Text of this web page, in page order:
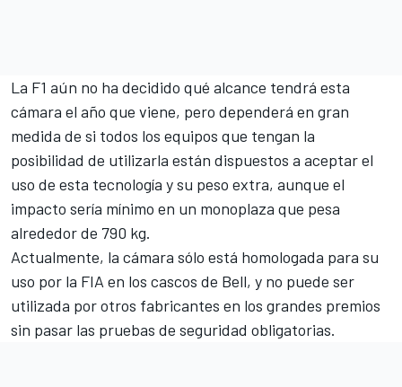
La F1 aún no ha decidido qué alcance tendrá esta
cámara el año que viene, pero dependerá en gran
medida de si todos los equipos que tengan la
posibilidad de utilizarla están dispuestos a aceptar el
uso de esta tecnología y su peso extra, aunque el
impacto sería mínimo en un monoplaza que pesa
alrededor de 790 kg.
Actualmente, la cámara sólo está homologada para su
uso por la FIA en los cascos de Bell, y no puede ser
utilizada por otros fabricantes en los grandes premios
sin pasar las pruebas de seguridad obligatorias.